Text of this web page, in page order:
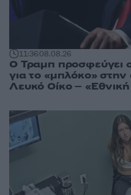
11:3608.08.26
Ο Τραμπ προσφεύγει
για το «μπλόκο»
Λευκό Οίκο –